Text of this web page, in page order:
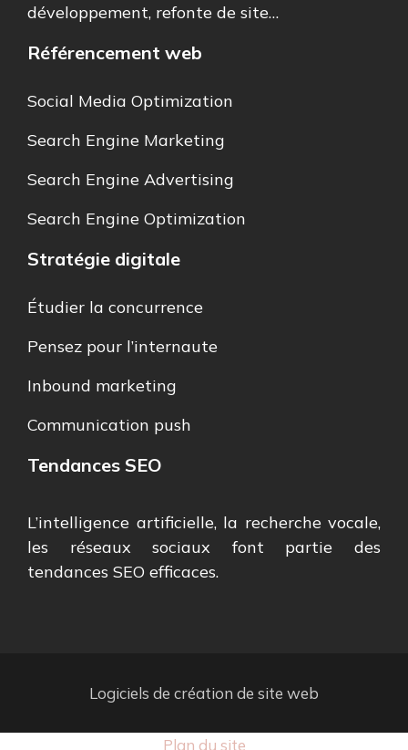
développement, refonte de site…
Référencement web
Social Media Optimization
Search Engine Marketing
Search Engine Advertising
Search Engine Optimization
Stratégie digitale
Étudier la concurrence
Pensez pour l’internaute
Inbound marketing
Communication push
Tendances SEO
L’intelligence artificielle, la recherche vocale,
les réseaux sociaux font partie des
tendances SEO efficaces.
Logiciels de création de site web
Plan du site